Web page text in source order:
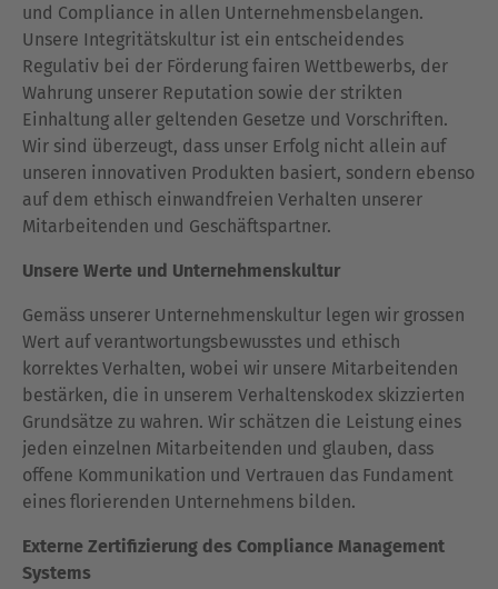
und Compliance in allen Unternehmensbelangen.
Unsere Integritätskultur ist ein entscheidendes
Regulativ bei der Förderung fairen Wettbewerbs, der
Wahrung unserer Reputation sowie der strikten
Einhaltung aller geltenden Gesetze und Vorschriften.
Wir sind überzeugt, dass unser Erfolg nicht allein auf
unseren innovativen Produkten basiert, sondern ebenso
auf dem ethisch einwandfreien Verhalten unserer
Mitarbeitenden und Geschäftspartner.
Unsere Werte und Unternehmenskultur
Gemäss unserer Unternehmenskultur legen wir grossen
Wert auf verantwortungsbewusstes und ethisch
korrektes Verhalten, wobei wir unsere Mitarbeitenden
bestärken, die in unserem Verhaltenskodex skizzierten
Grundsätze zu wahren. Wir schätzen die Leistung eines
jeden einzelnen Mitarbeitenden und glauben, dass
offene Kommunikation und Vertrauen das Fundament
eines florierenden Unternehmens bilden.
Externe Zertifizierung des Compliance Management
Systems